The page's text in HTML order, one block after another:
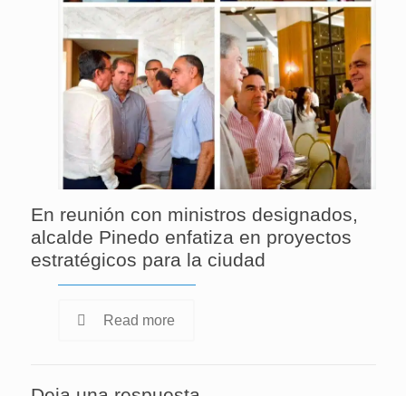
En reunión con ministros designados,
alcalde Pinedo enfatiza en proyectos
estratégicos para la ciudad
Read more